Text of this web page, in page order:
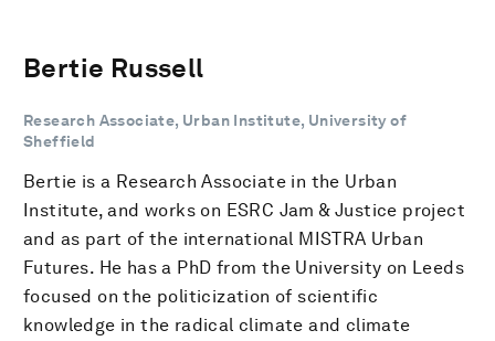
Bertie Russell
Research Associate, Urban Institute, University of
Sheffield
Bertie is a Research Associate in the Urban
Institute, and works on ESRC Jam & Justice project
and as part of the international MISTRA Urban
Futures. He has a PhD from the University on Leeds
focused on the politicization of scientific
knowledge in the radical climate and climate